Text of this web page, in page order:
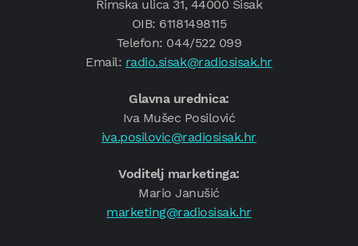
Rimska ulica 31, 44000 Sisak
OIB: 61181498115
Telefon: 044/522 099
Email: radio.sisak@radiosisak.hr
Glavna urednica:
Iva Mušec Posilović
iva.posilovic@radiosisak.hr
Voditelj marketinga:
Mario Janušić
marketing@radiosisak.hr